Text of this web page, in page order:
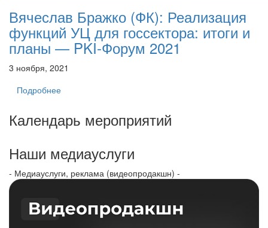
Вячеслав Бражко (ФК): Реализация
функций УЦ для госсектора: итоги и
планы — PKI-Форум 2021
3 ноября, 2021
Подробнее
Календарь мероприятий
Наши медиауслуги
- Медиауслуги, реклама (видеопродакшн) -